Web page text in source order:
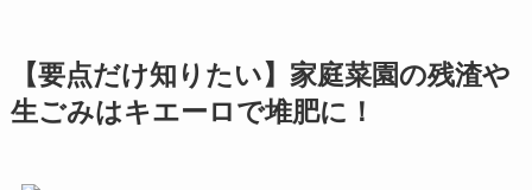
【要点だけ知りたい】家庭菜園の残渣や
生ごみはキエーロで堆肥に！